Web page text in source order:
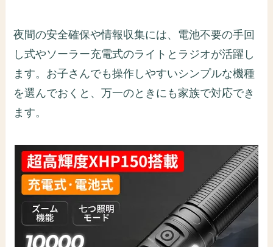
夜間の安全確保や情報収集には、電池不要の手回
し式やソーラー充電式のライトとラジオが活躍し
ます。お子さんでも操作しやすいシンプルな機種
を選んでおくと、万一のときにも家族で対応でき
ます。